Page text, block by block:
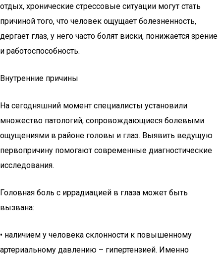
отдых, хронические стрессовые ситуации могут стать
причиной того, что человек ощущает болезненность,
дергает глаз, у него часто болят виски, понижается зрение
и работоспособность.
Внутренние причины
На сегодняшний момент специалисты установили
множество патологий, сопровождающиеся болевыми
ощущениями в районе головы и глаз. Выявить ведущую
первопричину помогают современные диагностические
исследования.
Головная боль с иррадиацией в глаза может быть
вызвана:
• наличием у человека склонности к повышенному
артериальному давлению – гипертензией. Именно